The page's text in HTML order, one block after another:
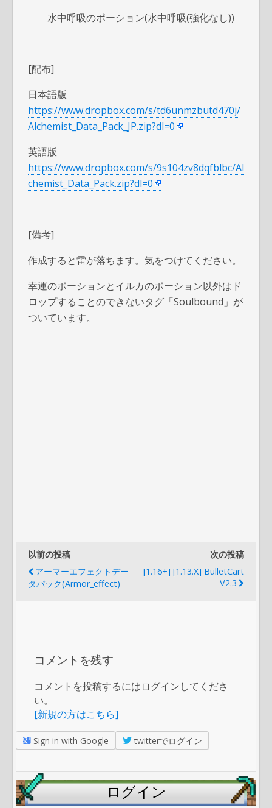
水中呼吸のポーション(水中呼吸(強化なし))
[配布]
日本語版
https://www.dropbox.com/s/td6unmzbutd470j/
Alchemist_Data_Pack_JP.zip?dl=0
英語版
https://www.dropbox.com/s/9s104zv8dqfblbc/Al
chemist_Data_Pack.zip?dl=0
[備考]
作成すると雷が落ちます。気をつけてください。
幸運のポーションとイルカのポーション以外はド
ロップすることのできないタグ「Soulbound」が
ついています。
以前の投稿
アーマーエフェクトデー
タパック(Armor_effect)
次の投稿
[1.16+] [1.13.x] BulletCart
V2.3
コメントを残す
コメントを投稿するにはログインしてくださ
い。
[新規の方はこちら]
Sign in with Google twitterでログイン
ログイン